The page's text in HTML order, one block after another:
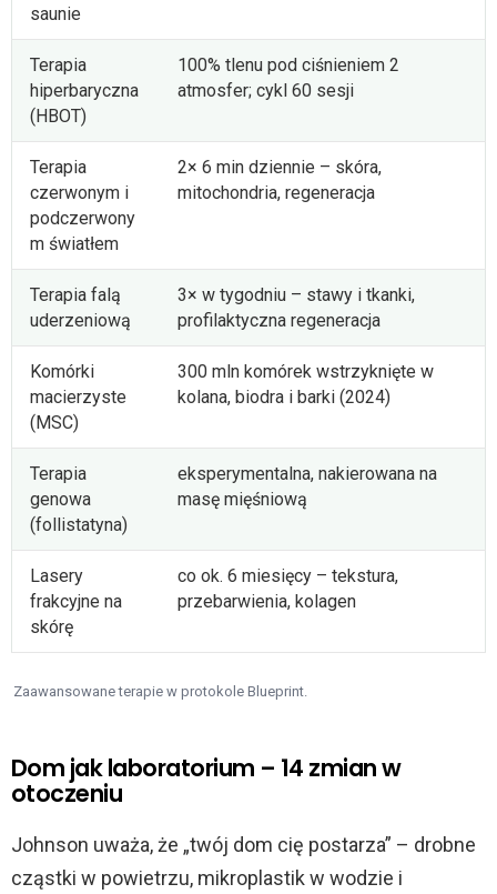
saunie
Terapia
hiperbaryczna
(HBOT)
100% tlenu pod ciśnieniem 2
atmosfer; cykl 60 sesji
Terapia
czerwonym i
podczerwony
m światłem
2× 6 min dziennie – skóra,
mitochondria, regeneracja
Terapia falą
uderzeniową
3× w tygodniu – stawy i tkanki,
profilaktyczna regeneracja
Komórki
macierzyste
(MSC)
300 mln komórek wstrzyknięte w
kolana, biodra i barki (2024)
Terapia
genowa
(follistatyna)
eksperymentalna, nakierowana na
masę mięśniową
Lasery
frakcyjne na
skórę
co ok. 6 miesięcy – tekstura,
przebarwienia, kolagen
Zaawansowane terapie w protokole Blueprint.
Dom jak laboratorium – 14 zmian w
otoczeniu
Johnson uważa, że „twój dom cię postarza” – drobne
cząstki w powietrzu, mikroplastik w wodzie i